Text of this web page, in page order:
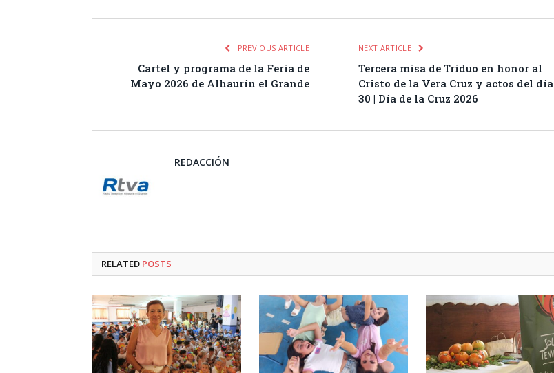
PREVIOUS ARTICLE
Cartel y programa de la Feria de
Mayo 2026 de Alhaurín el Grande
NEXT ARTICLE
Tercera misa de Triduo en honor al
Cristo de la Vera Cruz y actos del día
30 | Día de la Cruz 2026
REDACCIÓN
RELATED POSTS